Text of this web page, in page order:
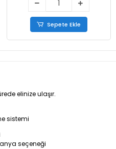
Sepete Ekle
elinize ulaşır.
sistemi
seçeneği